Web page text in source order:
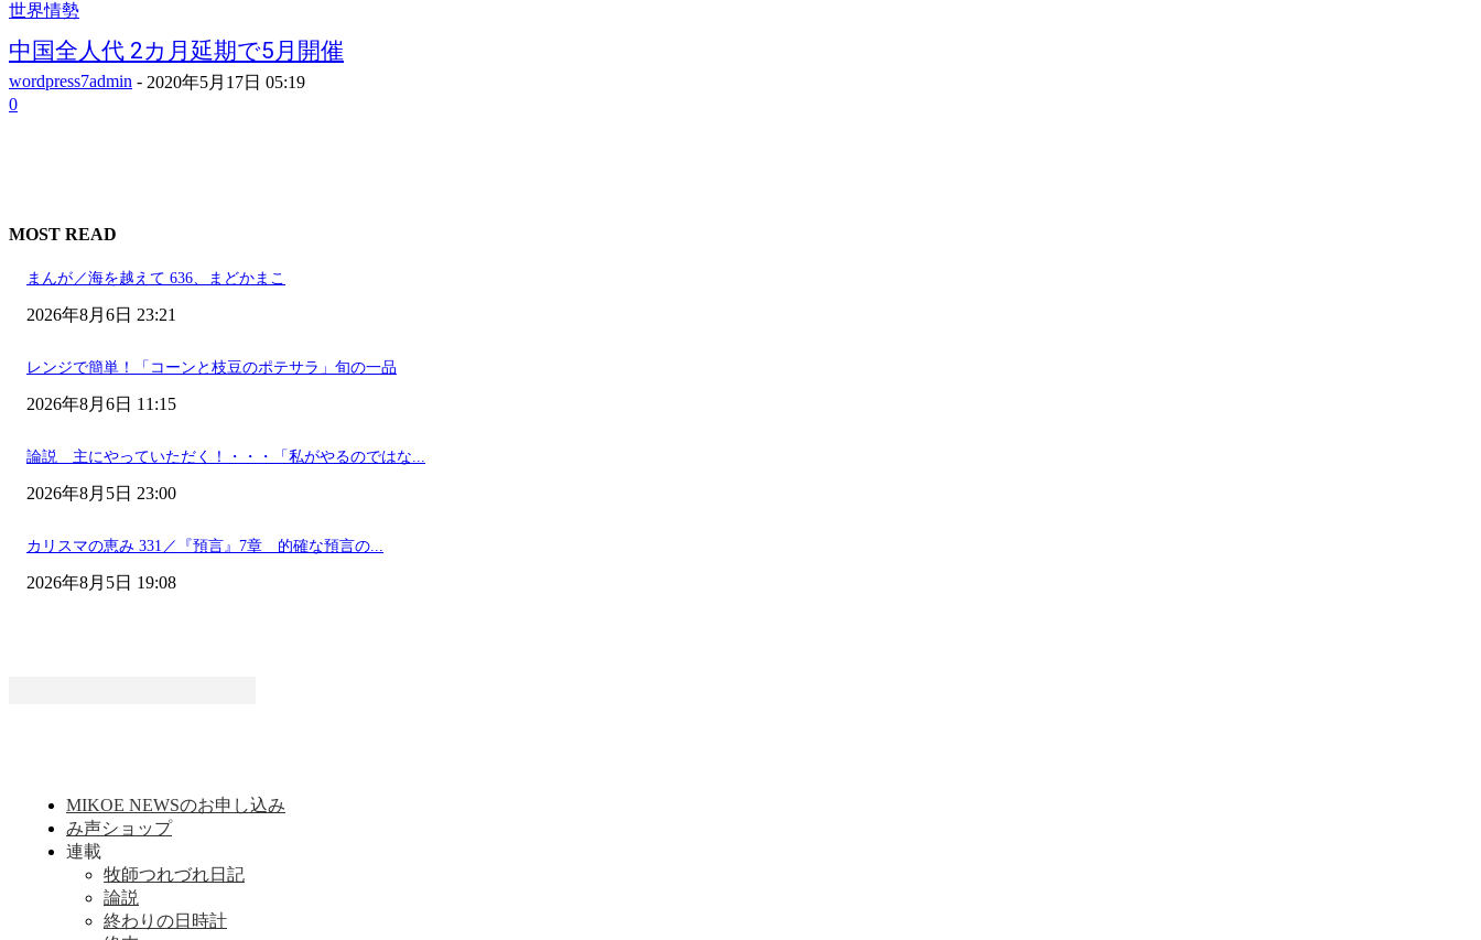
世界情勢
中国全人代 2カ月延期で5月開催
wordpress7admin - 2020年5月17日 05:19
0
MOST READ
まんが／海を越えて 636、まどかまこ
2026年8月6日 23:21
レンジで簡単！「コーンと枝豆のポテサラ」旬の一品
2026年8月6日 11:15
論説 主にやっていただく！・・・「私がやるのではな...
2026年8月5日 23:00
カリスマの恵み 331／『預言』7章 的確な預言の...
2026年8月5日 19:08
MIKOE NEWSのお申し込み
み声ショップ
連載
牧師つれづれ日記
論説
終わりの日時計